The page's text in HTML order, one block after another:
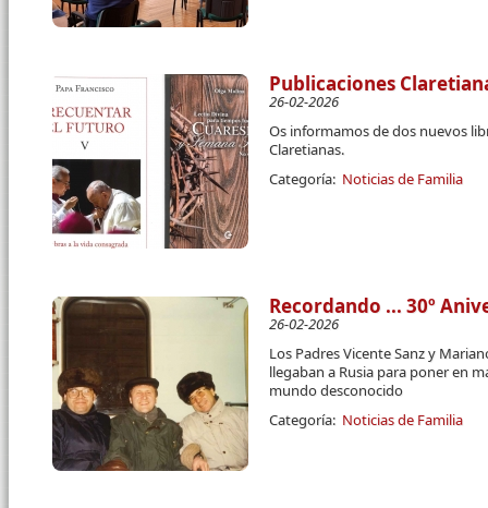
Publicaciones
26-02-2026
Os informamos de dos nuevos
Claretianas.
Categoría: Noticias de Familia
Recordando ... 30º
26-02-2026
Los Padres Vicente Sanz y
llegaban a Rusia para poner en
mundo desconocido
Categoría: Noticias de Familia